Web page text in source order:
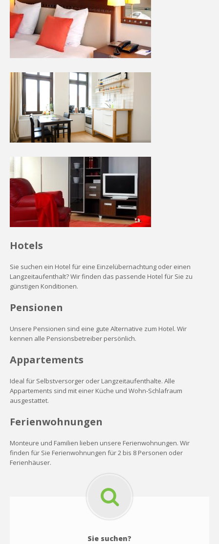
Hotels
Sie suchen ein Hotel für eine Einzelübernachtung oder einen
Langzeitaufenthalt? Wir finden das passende Hotel für Sie zu
günstigen Konditionen.
Pensionen
Unsere Pensionen sind eine gute Alternative zum Hotel. Wir
kennen alle Pensionsbetreiber persönlich.
Appartements
Ideal für Selbstversorger oder Langzeitaufenthalte. Alle
Appartements sind mit einer Küche und Wohn-Schlafraum
ausgestattet.
Ferienwohnungen
Monteure und Familien lieben unsere Ferienwohnungen. Wir
finden für Sie Ferienwohnungen für 2 bis 8 Personen oder
Ferienhäuser.
Sie suchen?